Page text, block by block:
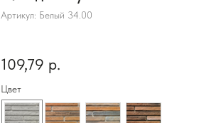
Артикул: Белый 34.00
109,79 р.
Цвет